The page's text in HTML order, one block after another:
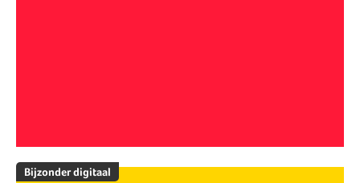
Bijzonder digitaal